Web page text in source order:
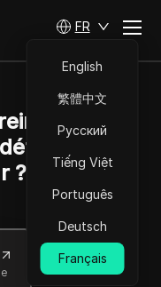
FR
English
繁體中文
Русский
Tiếng Việt
Português
Deutsch
Français
digitale
du
?